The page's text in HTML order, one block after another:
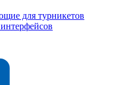
для турникетов